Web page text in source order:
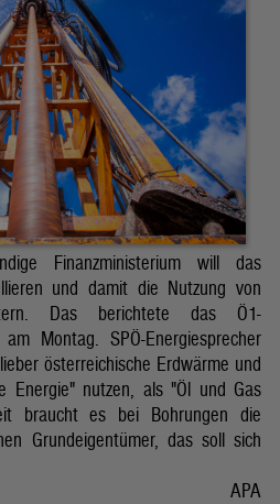
Finanzministerium will das
und damit die Nutzung von
Das berichtete das Ö1-
Montag. SPÖ-Energiesprecher
österreichische Erdwärme und
Energie" nutzen, als "Öl und Gas
braucht es bei Bohrungen die
Grundeigentümer, das soll sich
APA